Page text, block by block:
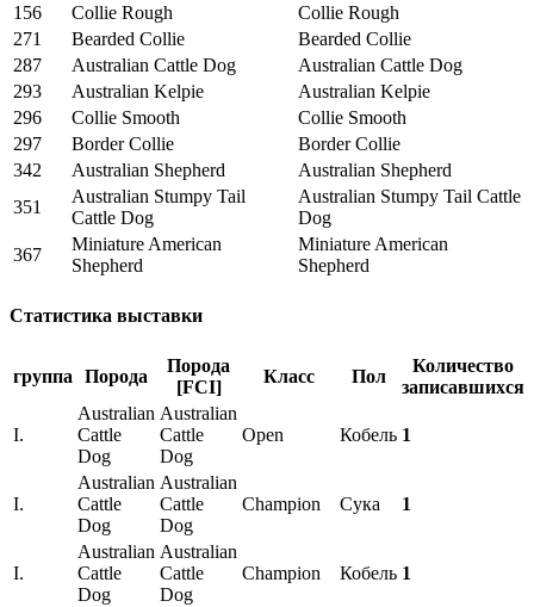
156
Collie Rough
Collie Rough
271
Bearded Collie
Bearded Collie
287
Australian Cattle Dog
Australian Cattle Dog
293
Australian Kelpie
Australian Kelpie
296
Collie Smooth
Collie Smooth
297
Border Collie
Border Collie
342
Australian Shepherd
Australian Shepherd
351
Australian Stumpy Tail
Cattle Dog
Australian Stumpy Tail Cattle
Dog
367
Miniature American
Shepherd
Miniature American
Shepherd
Статистика выставки
группа Порода
Порода
[FCI]
Класс Пол
Количество
записавшихся
I.
Australian
Cattle
Dog
Australian
Cattle
Dog
Open Кобель 1
I.
Australian
Cattle
Dog
Australian
Cattle
Dog
Champion Сука 1
I.
Australian
Cattle
Dog
Australian
Cattle
Dog
Champion Кобель 1